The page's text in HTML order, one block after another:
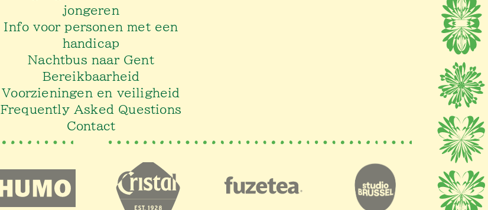
jongeren
Info voor personen met een
handicap
Nachtbus naar Gent
Bereikbaarheid
Voorzieningen en veiligheid
Frequently Asked Questions
Contact